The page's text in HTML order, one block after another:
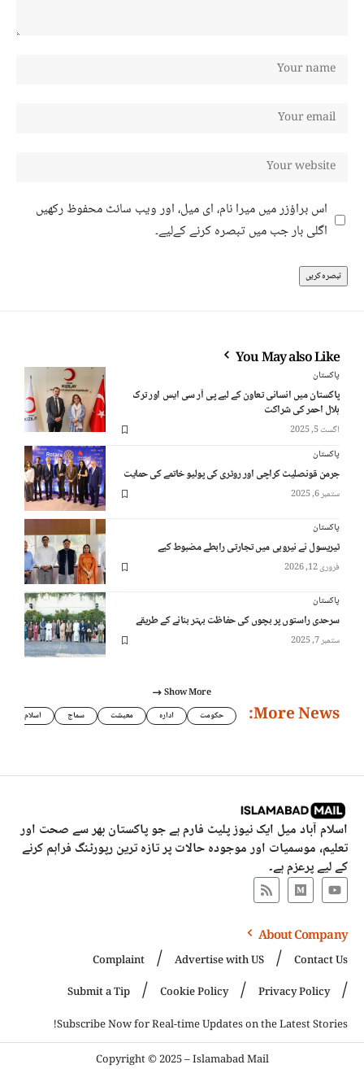
اس براؤزر میں میرا نام، ای میل، اور ویب سائٹ محفوظ رکھیں
اگلی بار جب میں تبصرہ کرنے کےلیے۔
You May also Like
پاکستان
پاکستان میں انسانی تعاون کے لیے پی آر سی ایس اور ترک
ہلال احمر کی شراکت
اگست 5, 2025
پاکستان
جرمن قونصلیٹ کراچی اور روٹری کی پولیو خاتمے کی حمایت
ستمبر 6, 2025
پاکستان
ٹیریسول نے نیروبی میں تجارتی رابطے مضبوط کیے
فروری 12, 2026
پاکستان
سرحدی راستوں پر بچوں کی حفاظت بہتر بنانے کے طریقے
ستمبر 7, 2025
Show More
More News: حکومت ادارہ معیشت سماج اسلام
اسلام آباد میل ایک نیوز پلیٹ فارم ہے جو پاکستان بھر سے صحت اور
تعلیم، موسمیات اور موجودہ حالات پر تازہ ترین رپورٹنگ فراہم کرنے
کے لیے پرعزم ہے۔
About Company
Contact Us
Advertise with US
Complaint
Privacy Policy
Cookie Policy
Submit a Tip
Subscribe Now for Real-time Updates on the Latest Stories!
Copyright © 2025 – Islamabad Mail